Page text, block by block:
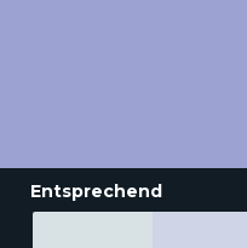
Entsprechend